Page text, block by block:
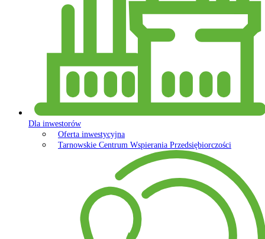
Dla inwestorów
Oferta inwestycyjna
Tarnowskie Centrum Wspierania Przedsiębiorczości